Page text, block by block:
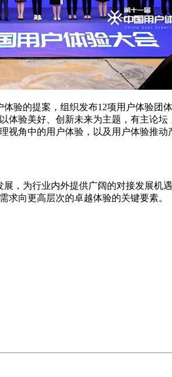
的提案，组织发布12项用户体验团
验美好、创新未来为主题，有主论
角中的用户体验，以及用户体验推
为行业内外提供广阔的对接发展机
求向更高层次的卓越体验的关键要素。